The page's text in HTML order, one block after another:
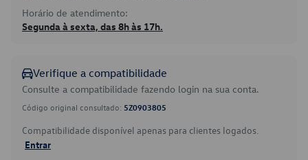
Horário de atendimento:
Segunda à sexta, das 8h às 17h.
Verifique a compatibilidade
Consulte a compatibilidade fazendo login na sua conta.
Código original consultado: 5Z0903805
Compatibilidade disponível apenas para clientes logados.
Entrar